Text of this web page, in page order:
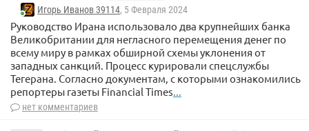
Игорь Иванов 39114, 5 Февраля 2024
Руководство Ирана использовало два крупнейших банка
Великобритании для негласного перемещения денег по
всему миру в рамках обширной схемы уклонения от
западных санкций. Процесс курировали спецслужбы
Тегерана. Согласно документам, с которыми ознакомились
репортеры газеты Financial Times
нет комментариев